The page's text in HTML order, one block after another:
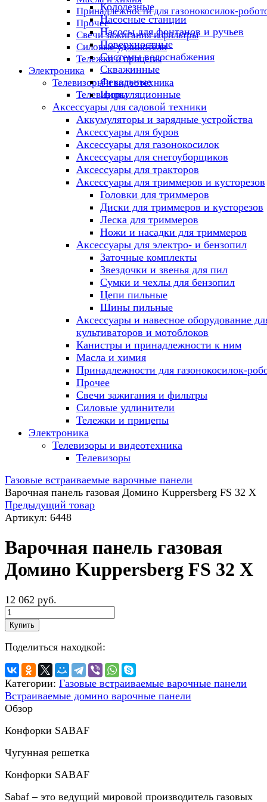
Принадлежности для газонокосилок-
Прочее
Свечи зажигания и фильтры
Силовые удлинители
Тележки и прицепы
Электроника
Телевизоры и видеотехника
Телевизоры
Колодезные
Насосные станции
Насосы для фонтанов и ручьев
Поверхностные
Системы водоснабжения
Скважинные
Фекальные
Циркуляционные
Аксессуары для садовой техники
Аккумуляторы и зарядные устройства
Аксессуары для буров
Аксессуары для газонокосилок
Аксессуары для снегоуборщиков
Аксессуары для тракторов
Аксессуары для триммеров и кусторезов
Головки для триммеров
Диски для триммеров и кусторезов
Леска для триммеров
Ножи и насадки для триммеров
Аксессуары для электро- и бензопил
Заточные комплекты
Звездочки и звенья для пил
Сумки и чехлы для бензопил
Цепи пильные
Шины пильные
Аксессуары и навесное оборудование
культиваторов и мотоблоков
Канистры и принадлежности к ним
Масла и химия
Принадлежности для газонокосилок-
Прочее
Свечи зажигания и фильтры
Силовые удлинители
Тележки и прицепы
Электроника
Телевизоры и видеотехника
Телевизоры
Газовые встраиваемые варочные панели
Варочная панель газовая Домино Kuppersberg FS 32 X
Предыдущий товар
Артикул: 6448
Варочная панель газовая
Домино Kuppersberg FS 32 X
12 062 руб.
Купить
Поделиться находкой:
Категории: Газовые встраиваемые варочные панели
Встраиваемые домино варочные панели
Обзор
Конфорки SABAF
Чугунная решетка
Конфорки SABAF
Sabaf – это ведущий мировой производитель газовых